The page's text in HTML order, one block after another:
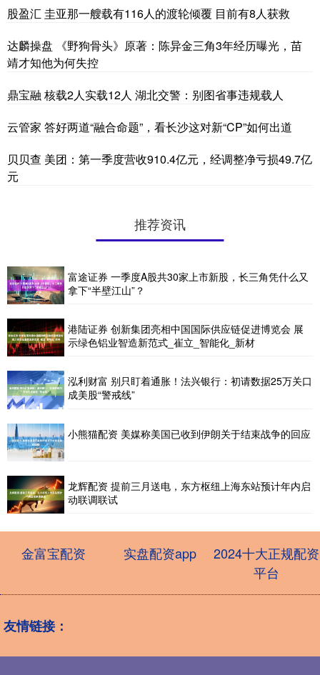
股盈汇 圭亚那一艘载有116人的渡轮倾覆 目前有8人获救
达麟操盘 《野狗骨头》原著：陈异金三角3年经历曝光，苗
靖才知他为何失控
鼎宝融 核载2人实载12人 湖北交警：别图省事违规载人
云管家 答好两道“融合命题”，看长沙这对新“CP”如何出道
贝贝查 美团：第一季度营收910.4亿元，经调整净亏损49.7亿
元
推荐资讯
富途证券 一季度A股共30家上市新股，长三角凭什么又
拿下“半壁江山”？
港陆证券 创新集团亮相中国国际供应链促进博览会 展
示绿色铝业智造新范式_崔立_智能化_新材
泓利财富 别只盯着通胀！法兴银行：初请数据25万关口
成美股“警戒线”
小熊猫配资 美媒称美国已收到伊朗关于结束战争的回应
龙辉配资 提前三月送电，东方枢纽上海东站预计年内启
动联调联试
金富宝配资 实盘配资app
2024十大正规配资
平台
友情链接：